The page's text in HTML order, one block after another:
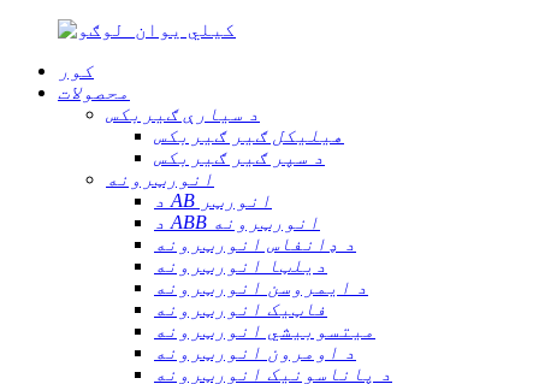
کور
محصولات
د سیارې ګیربکس
هیلیکل ګیر ګیربکس
د سپر ګیر ګیربکس
انورټرونه
د AB انورټر
د ABB انورټرونه
د ډانفاس انورټرونه
دیلټا انورټرونه
د ایمروسن انورټرونه
فاټیک انورټرونه
میتسوبیشي انورټرونه
د اومرون انورټرونه
د پاناسونیک انورټرونه